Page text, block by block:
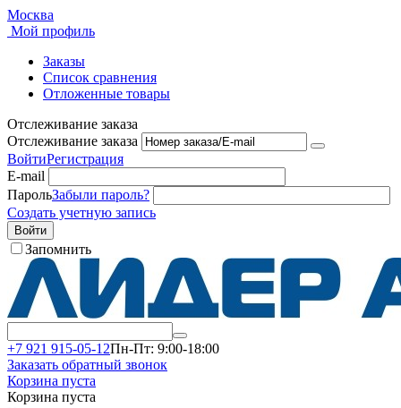
Москва
Мой профиль
Заказы
Список сравнения
Отложенные товары
Отслеживание заказа
Отслеживание заказа
ВойтиРегистрация
E-mail
ПарольЗабыли пароль?
Создать учетную запись
Войти
Запомнить
+7 921 915-05-12Пн-Пт: 9:00-18:00
Заказать обратный звонок
Корзина пуста
Корзина пуста